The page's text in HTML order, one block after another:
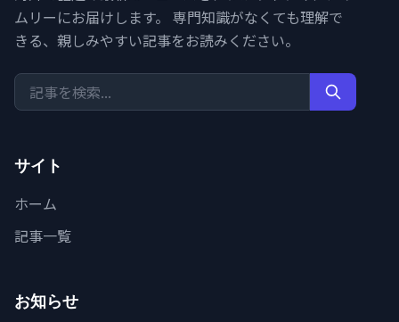
ムリーにお届けします。 専門知識がなくても理解で
きる、親しみやすい記事をお読みください。
サイト
ホーム
記事一覧
お知らせ